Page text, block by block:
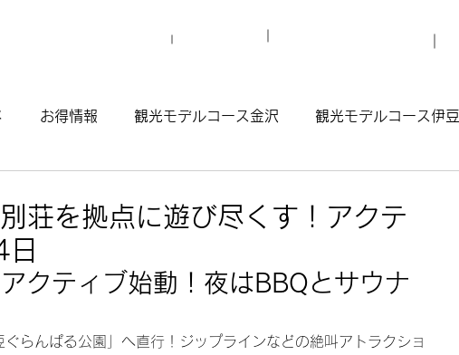
お得情報 観光モデルコース金沢 観光モデルコース伊豆
ス渋谷原宿
荘を拠点に遊び尽くす！アクテ
日
クティブ始動！夜はBBQとサウナ
らんぱる公園」へ直行！ジップラインなどの絶叫アトラクショ